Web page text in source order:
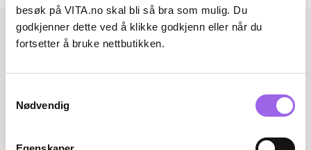
besøk på VITA.no skal bli så bra som mulig. Du
godkjenner dette ved å klikke godkjenn eller når du
fortsetter å bruke nettbutikken.
Nødvendig